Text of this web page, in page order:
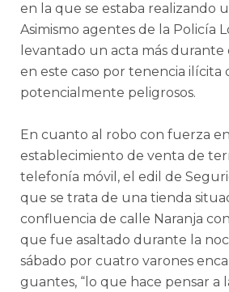
en la que se estaba realizando
Asimismo agentes de la Policía
levantado un acta más durante
en este caso por tenencia ilícita
potencialmente peligrosos.
En cuanto al robo con fuerza
establecimiento de venta de
telefonía móvil, el edil de
que se trata de una tienda
confluencia de calle Naranja
que fue asaltado durante la
sábado por cuatro varones
guantes, “lo que hace pensar a